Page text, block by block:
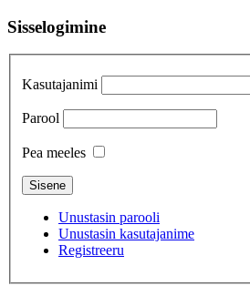
Sisselogimine
Kasutajanimi
Parool
Pea meeles
Unustasin parooli
Unustasin kasutajanime
Registreeru